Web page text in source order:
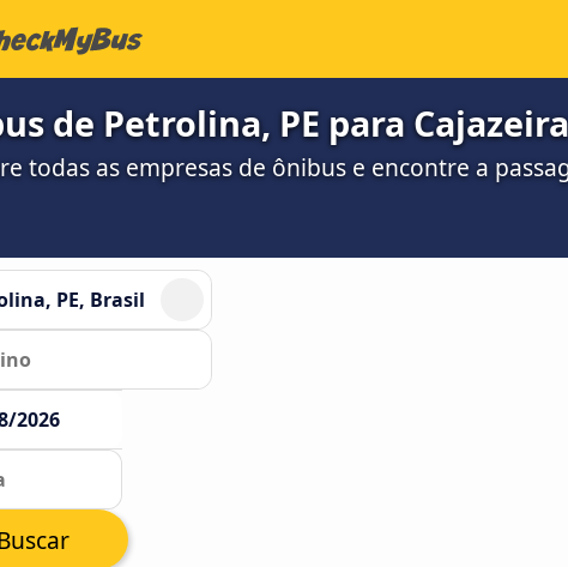
de Petrolina, PE para
todas as empresas de ônibus e encontre a